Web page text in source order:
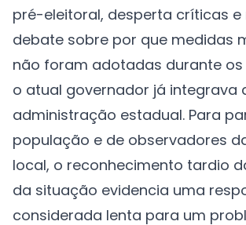
pré-eleitoral, desperta críticas
debate sobre por que medidas
não foram adotadas durante
o atual governador já integrava
administração estadual. Para
população e de observadores
local, o reconhecimento tardio
da situação evidencia uma
considerada lenta para um